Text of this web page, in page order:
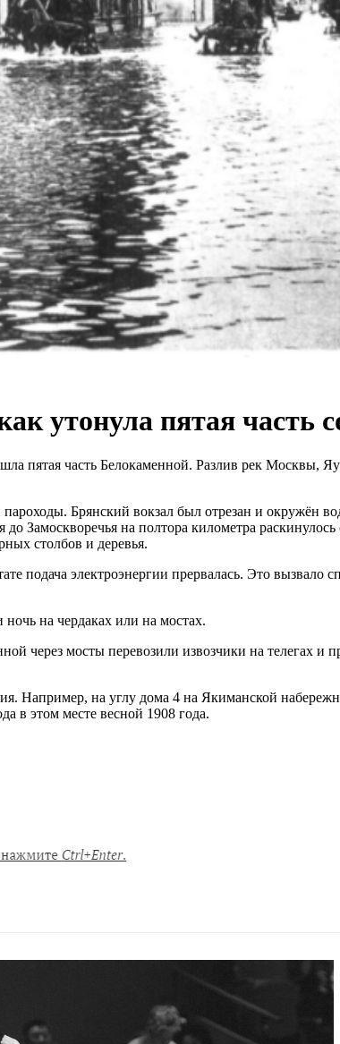
утонула пятая часть
пятая часть Белокаменной. Разлив рек Москвы,
Брянский вокзал был отрезан и окружён
Замоскворечья на полтора километра
столбов и деревья.
подача электроэнергии прервалась. Это
на чердаках или на мостах.
через мосты перевозили извозчики на телегах и
Например, на углу дома 4 на Якиманской
в этом месте весной 1908 года.